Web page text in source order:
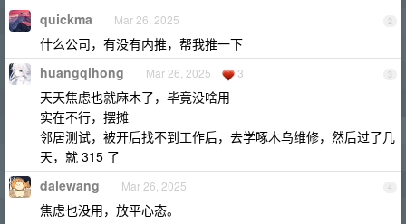
2
quickma Mar 26, 2025
什么公司，有没有内推，帮我推一下
3
huangqihong Mar 26, 2025 3
天天焦虑也就麻木了，毕竟没啥用
实在不行，摆摊
邻居测试，被开后找不到工作后，去学啄木鸟维修，然后过了几
天，就 315 了
4
dalewang Mar 26, 2025
焦虑也没用，放平心态。